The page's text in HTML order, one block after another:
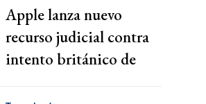
Apple lanza nuevo
recurso judicial contra
intento británico de